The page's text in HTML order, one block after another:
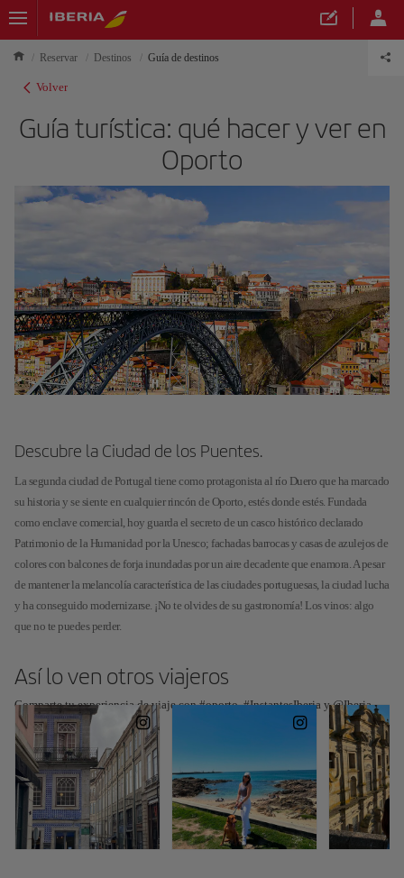
Reservar Destinos Guía de destinos
Volver
Guía turística: qué hacer y ver en
Oporto
Descubre la Ciudad de los Puentes.
La segunda ciudad de Portugal tiene como protagonista al río Duero que ha marcado
su historia y se siente en cualquier rincón de Oporto, estés donde estés. Fundada
como enclave comercial, hoy guarda el secreto de un casco histórico declarado
Patrimonio de la Humanidad por la Unesco; fachadas barrocas y casas de azulejos de
colores con balcones de forja inundadas por un aire decadente que enamora. A pesar
de mantener la melancolía característica de las ciudades portuguesas, la ciudad lucha
y ha conseguido modernizarse. ¡No te olvides de su gastronomía! Los vinos: algo
que no te puedes perder.
Así lo ven otros viajeros
Comparte tu experiencia de viaje con #oporto, #InstantesIberia y @Iberia